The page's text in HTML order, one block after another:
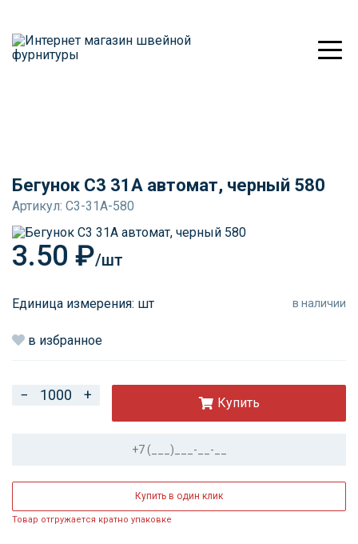
Бегунок С3 31А автомат, черный 580
Артикул: С3-31А-580
3.50 ₽/шт
Единица измерения: шт в наличии
в избранное
− + Купить
Купить в один клик
Товар отгружается кратно упаковке